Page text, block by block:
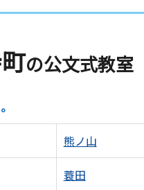
の公文式教室
熊ノ山
蓑田